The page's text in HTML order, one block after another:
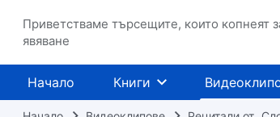
Приветстваме търсещите, които копнеят
явяване
Начало Книги